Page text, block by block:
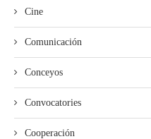
Cine
Comunicación
Conceyos
Convocatories
Cooperación